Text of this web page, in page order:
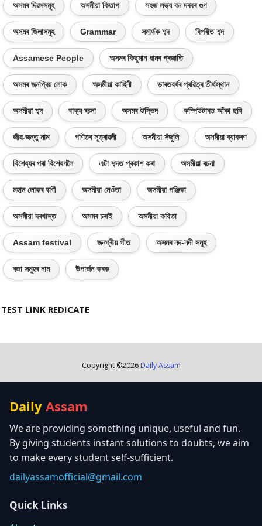
অসমৰ দিৱসসমূহ অসমীয়া কিতাপ সহজ লভ্য বন দৰবৰ গুণ
অসমৰ জিলাসমূহ Grammar সমাৰ্থক শব্দ বিপৰীত শব্দ
Assamese People অসমৰ কিছুমান ধানৰ প্ৰজাতি
অসমৰ জনপ্ৰিয় লোক অসমীয়া কাহিনী ভাৰতবৰ্ষৰ প্ৰৱিত্ৰ তীৰ্থস্থান
অসমীয়া শব্দ বাক্য ৰচনা অসমৰ উদ্ভিদ কম্পিউটাৰত আঁকা ছবি
জীৱ-জন্তু নাম গণিতৰ সূত্ৰাৱলী অসমীয়া সঁজুলি অসমীয়া ব্যাকৰণ
বিশেষ্যৰ পৰা বিশেষণলৈ এটা শব্দত প্ৰকাশ কৰা অসমীয়া ৰচনা
মহান লোকৰ বাণী অসমীয়া নেওঁতা অসমীয়া পঞ্জিকা
অসমীয়া দৰখাস্ত অসমৰ চৰাই অসমীয়া কবিতা
Assam festival জনপ্ৰীয় গীত অসমৰ নদ-নদী সমূহ
ৰজা সমূহৰ নাম উপাৰ্জন কৰক
TEST LINK REDICATE
Copyright ©2026 Daily Assam
Daily Assam
We are providing something unique, useful and fun.
By giving students instant solutions to doubts, we aim
to make every student self-sufficient.
dailyassamofficial@gmail.com
Quick Links